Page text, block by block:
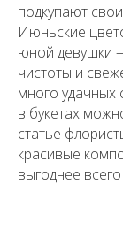
подкупают
Июньские
юной девушки
чистоты и
много удачных
в букетах
статье
красивые
выгоднее